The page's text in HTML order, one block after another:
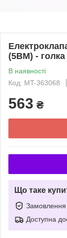
(5BM) -
В наявності
Код: MT-363068
563 ₴
Що таке
Замовлення
Доступна